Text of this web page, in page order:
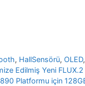
, HallSensörü, OLED,
Edilmiş Yeni
Platformu için